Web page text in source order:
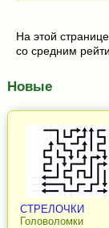
На этой
со средним
Новые
СТРЕЛОЧКИ
Головоломки